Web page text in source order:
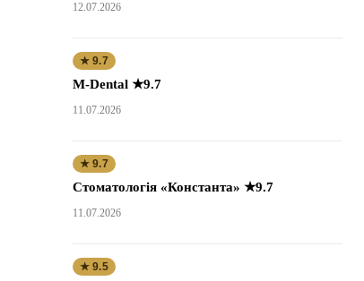
12.07.2026
★ 9.7
M-Dental ★9.7
11.07.2026
★ 9.7
Стоматологія «Константа» ★9.7
11.07.2026
★ 9.5